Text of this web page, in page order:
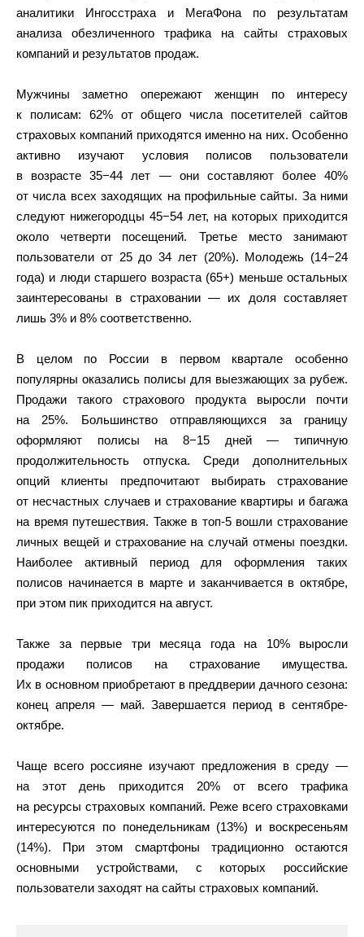
аналитики Ингосстраха и МегаФона по результатам
анализа обезличенного трафика на сайты страховых
компаний и результатов продаж.
Мужчины заметно опережают женщин по интересу
к полисам: 62% от общего числа посетителей сайтов
страховых компаний приходятся именно на них. Особенно
активно изучают условия полисов пользователи
в возрасте 35−44 лет — они составляют более 40%
от числа всех заходящих на профильные сайты. За ними
следуют нижегородцы 45−54 лет, на которых приходится
около четверти посещений. Третье место занимают
пользователи от 25 до 34 лет (20%). Молодежь (14−24
года) и люди старшего возраста (65+) меньше остальных
заинтересованы в страховании — их доля составляет
лишь 3% и 8% соответственно.
В целом по России в первом квартале особенно
популярны оказались полисы для выезжающих за рубеж.
Продажи такого страхового продукта выросли почти
на 25%. Большинство отправляющихся за границу
оформляют полисы на 8−15 дней — типичную
продолжительность отпуска. Среди дополнительных
опций клиенты предпочитают выбирать страхование
от несчастных случаев и страхование квартиры и багажа
на время путешествия. Также в топ-5 вошли страхование
личных вещей и страхование на случай отмены поездки.
Наиболее активный период для оформления таких
полисов начинается в марте и заканчивается в октябре,
при этом пик приходится на август.
Также за первые три месяца года на 10% выросли
продажи полисов на страхование имущества.
Их в основном приобретают в преддверии дачного сезона:
конец апреля — май. Завершается период в сентябре-
октябре.
Чаще всего россияне изучают предложения в среду —
на этот день приходится 20% от всего трафика
на ресурсы страховых компаний. Реже всего страховками
интересуются по понедельникам (13%) и воскресеньям
(14%). При этом смартфоны традиционно остаются
основными устройствами, с которых российские
пользователи заходят на сайты страховых компаний.